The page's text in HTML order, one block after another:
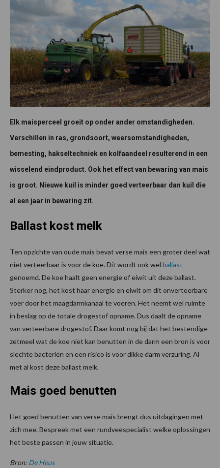
Elk maisperceel groeit op onder ander omstandigheden.
Verschillen in ras, grondsoort, weersomstandigheden,
bemesting, hakseltechniek en kolfaandeel resulterend in een
wisselend eindproduct. Ook het effect van bewaring van mais
is groot. Nieuwe kuil is minder goed verteerbaar dan kuil die
al een jaar in bewaring zit.
Ballast kost melk
Ten opzichte van oude mais bevat verse mais een groter deel wat
niet verteerbaar is voor de koe. Dit wordt ook wel ballast
genoemd. De koe haalt geen energie of eiwit uit deze ballast.
Sterker nog, het kost haar energie en eiwit om dit onverteerbare
voer door het maagdarmkanaal te voeren. Het neemt wel ruimte
in beslag op de totale drogestof opname. Dus daalt de opname
van verteerbare drogestof. Daar komt nog bij dat het bestendige
zetmeel wat de koe niet kan benutten in de darm een bron is voor
slechte bacteriën en een risico is voor dikke darm verzuring. Al
met al kost deze ballast melk.
Mais goed benutten
Het goed benutten van verse mais brengt dus uitdagingen met
zich mee. Bespreek met een rundveespecialist welke oplossingen
het beste passen in jouw situatie.
Bron: De Heus